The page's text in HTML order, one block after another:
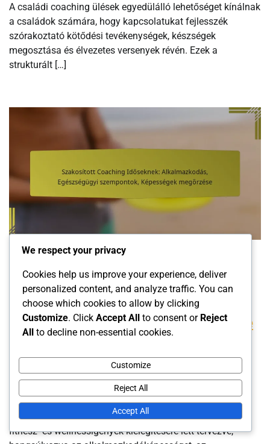
A családi coaching ülések egyedülálló lehetőséget kínálnak
a családok számára, hogy kapcsolatukat fejlesszék
szórakoztató kötődési tevékenységek, készségek
megosztása és élvezetes versenyek révén. Ezek a
strukturált […]
Asztalitenisz Edzői Szolgáltatások
Szakosított Coaching Időseknek:
Alkalmazkodás, Egészségügyi
szempontok, Képességek megőrzése
11/02/2026
0
A szakosított edzés az idősek számára a különböző
fitnesz- és wellnessigények kielégítésére lett tervezve,
We respect your privacy
Cookies help us improve your experience, deliver
personalized content, and analyze traffic. You can
choose which cookies to allow by clicking
Customize. Click Accept All to consent or Reject
All to decline non-essential cookies.
Customize
Reject All
Accept All